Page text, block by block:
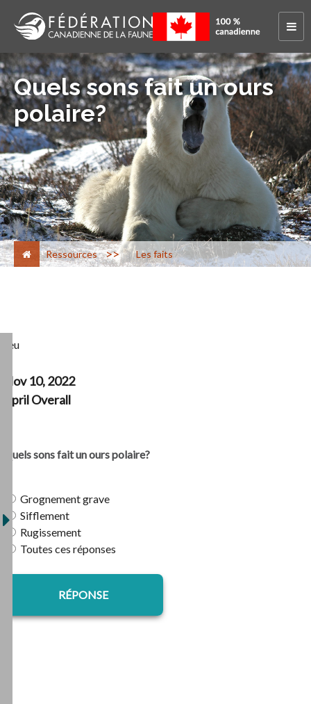
Quels sons fait un ours
polaire?
Ressources > Les faits
Jeu
Nov 10, 2022
April Overall
Quels sons fait un ours polaire?
Grognement grave
Sifflement
Rugissement
Toutes ces réponses